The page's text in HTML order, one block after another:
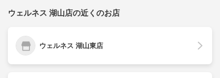
ウェルネス 湖山店の近くのお店
ウェルネス 湖山東店